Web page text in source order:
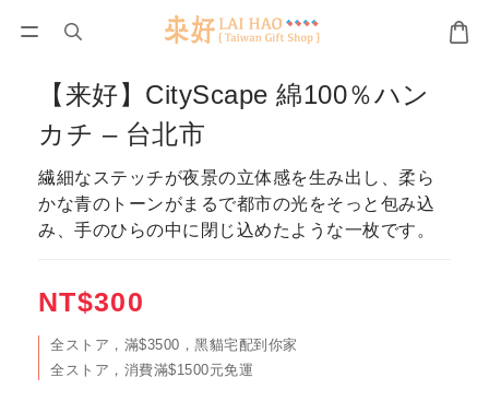
【来好】CityScape 綿100％ハン
カチ – 台北市
繊細なステッチが夜景の立体感を生み出し、柔ら
かな青のトーンがまるで都市の光をそっと包み込
み、手のひらの中に閉じ込めたような一枚です。
NT$300
全ストア，滿$3500，黑貓宅配到你家
全ストア，消費滿$1500元免運